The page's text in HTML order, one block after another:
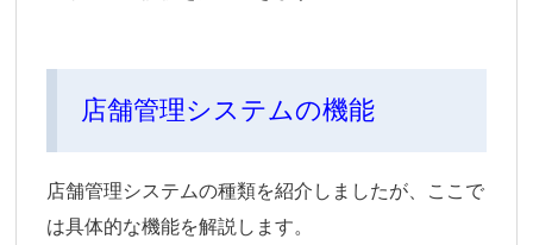
店舗管理システムの機能
店舗管理システムの種類を紹介しましたが、ここで
は具体的な機能を解説します。